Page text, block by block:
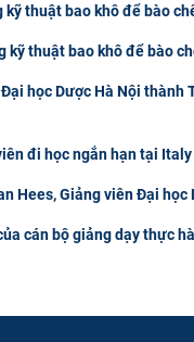
kỹ thuật bao khô để bào
kỹ thuật bao khô để bào
học Dược Hà Nội
đi học ngắn hạn tại Italy
Hees, Giảng viên Đại học
cán bộ giảng dạy thực